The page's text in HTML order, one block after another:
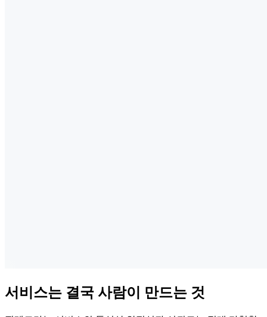
서비스는 결국 사람이 만드는 것